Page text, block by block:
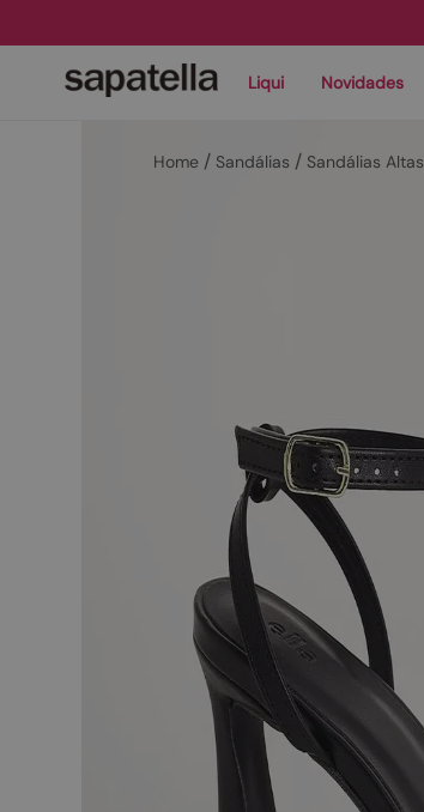
Liqui Novidades
Sandálias Sandálias Altas